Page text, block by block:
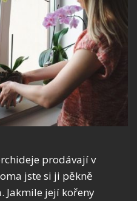
prodávají v
jste si ji pěkně
Jakmile její kořeny